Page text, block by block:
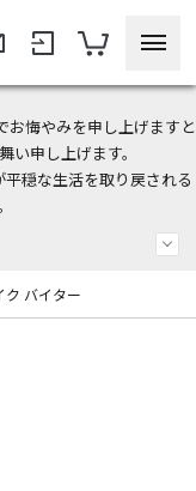
お悔やみを申し上げますと
い申し上げます。
穏な生活を取り戻される
ゼント！
ク バイター